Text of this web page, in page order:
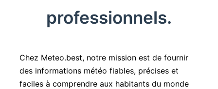
professionnels.
Chez Meteo.best, notre mission est de fournir
des informations météo fiables, précises et
faciles à comprendre aux habitants du monde